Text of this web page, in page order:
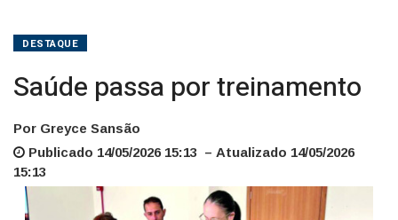
DESTAQUE
Saúde passa por treinamento
Por Greyce Sansão
Publicado 14/05/2026 15:13 – Atualizado 14/05/2026
15:13